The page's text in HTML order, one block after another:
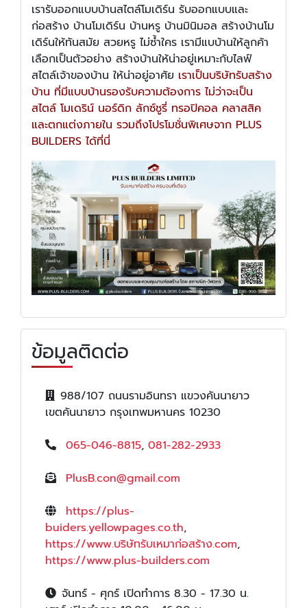
เรารับออกแบบบ้านสไตล์โมเดิร์น รับออกแบบและ
ก่อสร้าง บ้านโมเดิร์น บ้านหรู บ้านมินิมอล สร้างบ้านโม
เดิร์นให้ทันสมัย สวยหรู ไม่ซ้ำใคร เรามีแบบ้านให้ลูกค้า
เลือกเป็นตัวอย่าง สร้างบ้านให้น่าอยู่เหมาะกับไลฟ์
สไตล์เจ้าของบ้าน ให้น่าอยู่อาศัย เราเป็นบริษัทรับสร้าง
บ้าน ที่มีแบบบ้านรองรับความต้องการ ไม่ว่าจะเป็น
สไตล์ โมเดริน์ นอร์ดิก ลักซ์ชูรี่ ทรอปิคอล คลาสสิค
และตกแต่งภายใน รวมถึงโปรโมชั่นพิเศษจาก PLUS
BUILDERS ได้ที่นี่
ข้อมูลติดต่อ
988/107 ถนนรามอินทรา แขวงคันนายาว
เขตคันนายาว กรุงเทพมหานคร 10230
065-046-8815, 081-282-2933
PlusB.con@gmail.com
https://plus-
buiders.yellowpages.co.th,
https://www.บริษัทรับเหมาก่อสร้าง.com,
https://www.plus-builders.com
จันทร์ - ศุกร์ เปิดทำการ 8.30 - 17.30 น.